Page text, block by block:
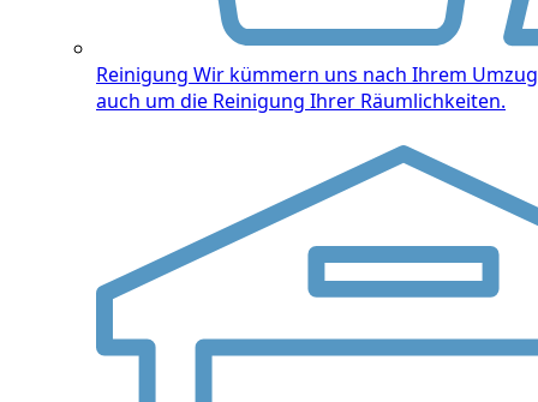
Reinigung Wir kümmern uns nach Ihrem Umzug
auch um die Reinigung Ihrer Räumlichkeiten.